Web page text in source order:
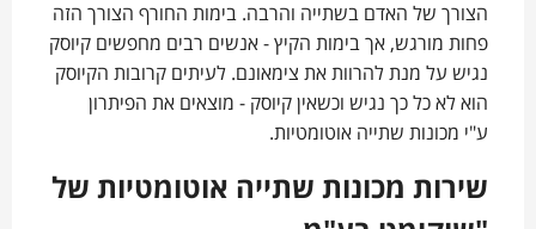
הצורך של האדם בשתייה והרבה. בימות החורף הצורך הזה
פחות מורגש, אך בימות הקיץ - אנשים רבים מחפשים קיוסק
נגיש על מנת להרוות את צימאונם. לעיתים קרובות הקיוסק
הוא לא כל כך נגיש וכשאין קיוסק - מוצאים את הפיתרון
ע"י מכונות שתייה אוטומטיות.
שירות מכונות שתייה אוטומטיות של